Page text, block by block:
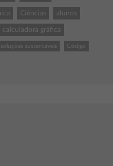
Ciências alunos
calculadora gráfica
soluções sustentáveis Código